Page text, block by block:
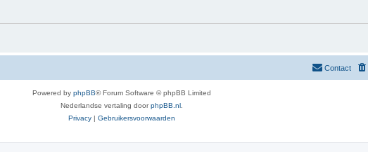
Contact
Powered by phpBB® Forum Software © phpBB Limited
Nederlandse vertaling doorphpBB.nl
Privacy | Gebruikersvoorwaarden